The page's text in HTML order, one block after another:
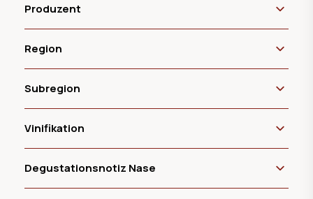
Produzent
Region
Subregion
Vinifikation
Degustationsnotiz Nase